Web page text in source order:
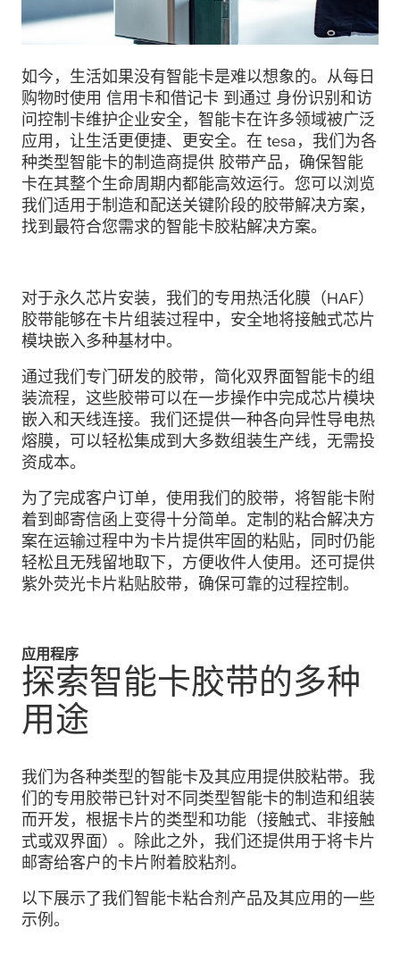
如今，生活如果没有智能卡是难以想象的。从每日
购物时使用 信用卡和借记卡 到通过 身份识别和访
问控制卡维护企业安全，智能卡在许多领域被广泛
应用，让生活更便捷、更安全。在 tesa，我们为各
种类型智能卡的制造商提供 胶带产品，确保智能
卡在其整个生命周期内都能高效运行。您可以浏览
我们适用于制造和配送关键阶段的胶带解决方案，
找到最符合您需求的智能卡胶粘解决方案。
对于永久芯片安装，我们的专用热活化膜（HAF）
胶带能够在卡片组装过程中，安全地将接触式芯片
模块嵌入多种基材中。
通过我们专门研发的胶带，简化双界面智能卡的组
装流程，这些胶带可以在一步操作中完成芯片模块
嵌入和天线连接。我们还提供一种各向异性导电热
熔膜，可以轻松集成到大多数组装生产线，无需投
资成本。
为了完成客户订单，使用我们的胶带，将智能卡附
着到邮寄信函上变得十分简单。定制的粘合解决方
案在运输过程中为卡片提供牢固的粘贴，同时仍能
轻松且无残留地取下，方便收件人使用。还可提供
紫外荧光卡片粘贴胶带，确保可靠的过程控制。
应用程序
探索智能卡胶带的多种
用途
我们为各种类型的智能卡及其应用提供胶粘带。我
们的专用胶带已针对不同类型智能卡的制造和组装
而开发，根据卡片的类型和功能（接触式、非接触
式或双界面）。除此之外，我们还提供用于将卡片
邮寄给客户的卡片附着胶粘剂。
以下展示了我们智能卡粘合剂产品及其应用的一些
示例。